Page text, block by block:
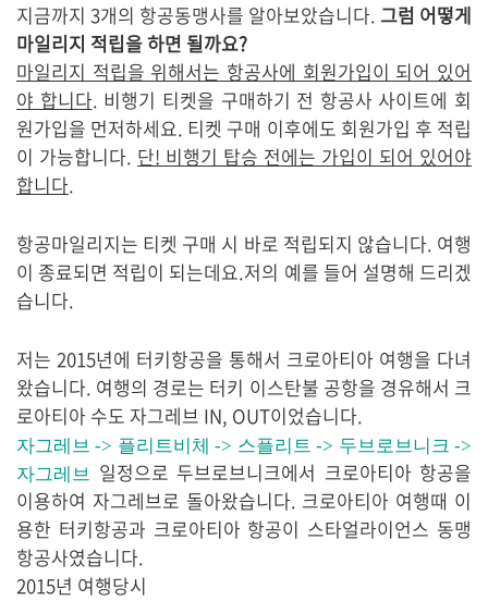
지금까지 3개의 항공동맹사를 알아보았습니다. 그럼 어떻게
마일리지 적립을 하면 될까요?
마일리지 적립을 위해서는 항공사에 회원가입이 되어 있어
야 합니다. 비행기 티켓을 구매하기 전 항공사 사이트에 회
원가입을 먼저하세요. 티켓 구매 이후에도 회원가입 후 적립
이 가능합니다. 단! 비행기 탑승 전에는 가입이 되어 있어야
합니다.
항공마일리지는 티켓 구매 시 바로 적립되지 않습니다. 여행
이 종료되면 적립이 되는데요.저의 예를 들어 설명해 드리겠
습니다.
저는 2015년에 터키항공을 통해서 크로아티아 여행을 다녀
왔습니다. 여행의 경로는 터키 이스탄불 공항을 경유해서 크
로아티아 수도 자그레브 IN, OUT이었습니다.
자그레브 -> 플리트비체 -> 스플리트 -> 두브로브니크 ->
자그레브 일정으로 두브로브니크에서 크로아티아 항공을
이용하여 자그레브로 돌아왔습니다. 크로아티아 여행때 이
용한 터키항공과 크로아티아 항공이 스타얼라이언스 동맹
항공사였습니다.
2015년 여행당시